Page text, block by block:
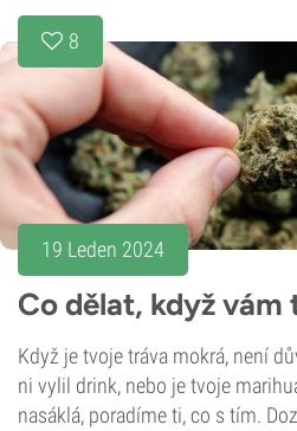
8
19 Leden 2024
Co dělat, když vám
Když je tvoje tráva mokrá, není
ni vylil drink, nebo je tvoje
nasáklá, poradíme ti, co s tím.